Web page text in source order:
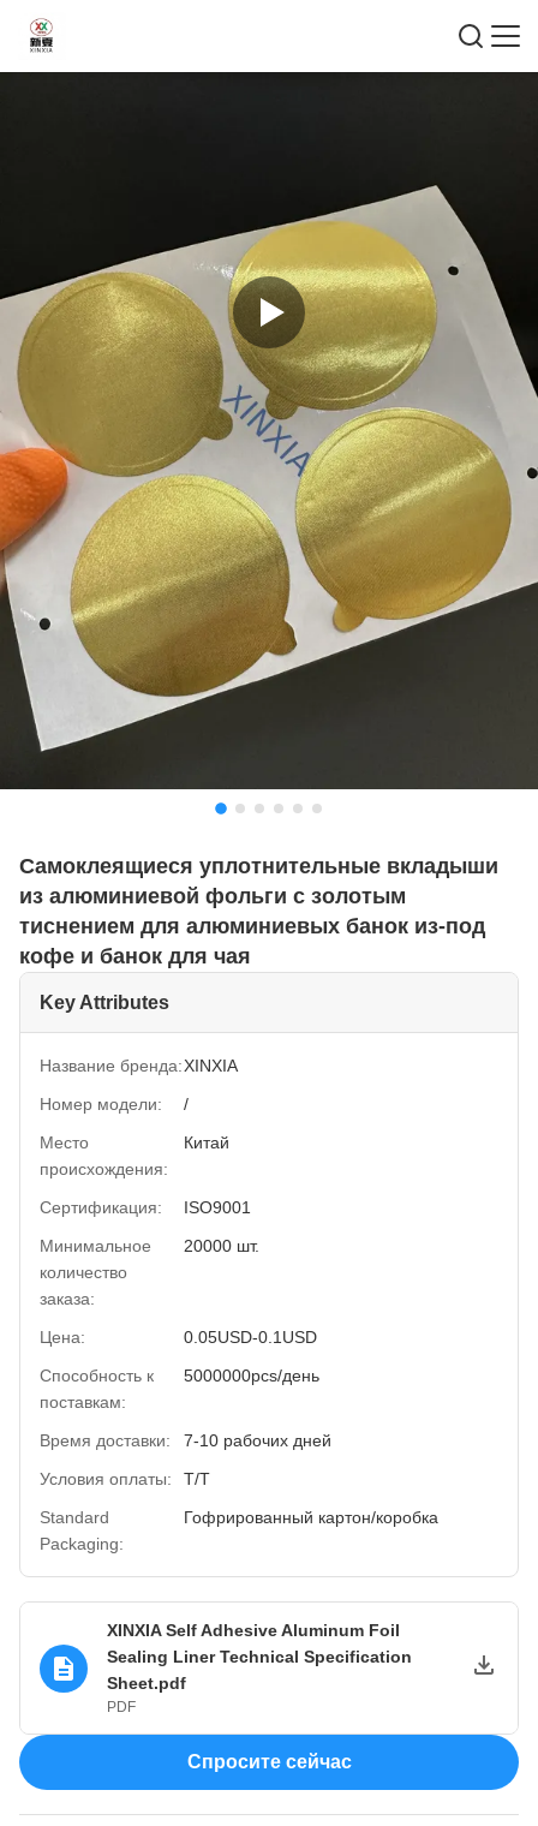
Самоклеящиеся уплотнительные вкладыши
из алюминиевой фольги с золотым
тиснением для алюминиевых банок из-под
кофе и банок для чая
Key Attributes
Название бренда:XINXIA
Номер модели:
/
Место
происхождения:
Китай
Сертификация:
ISO9001
Минимальное
количество
заказа:
20000 шт.
Цена:
0.05USD-0.1USD
Способность к
поставкам:
5000000pcs/день
Время доставки:
7-10 рабочих дней
Условия оплаты:
Т/Т
Standard
Packaging:
Гофрированный картон/коробка
XINXIA Self Adhesive Aluminum Foil
Sealing Liner Technical Specification
Sheet.pdf
PDF
Спросите сейчас